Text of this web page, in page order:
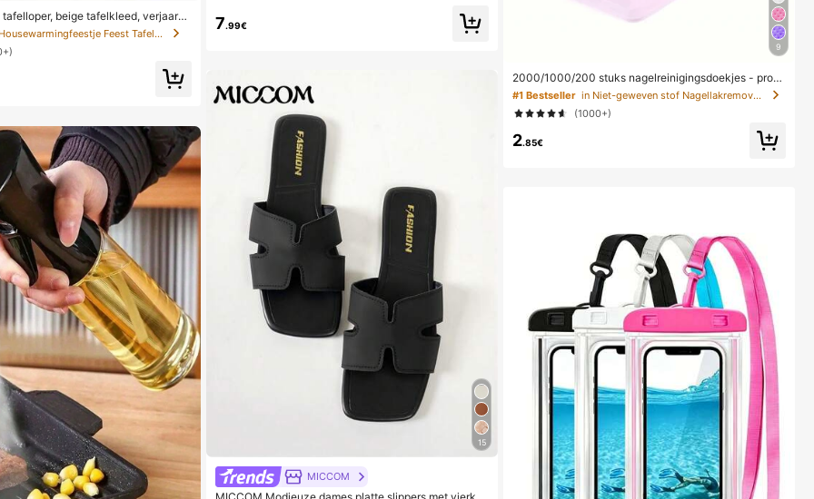
beige tafelkleed, verjaarda
verjaardagsdecoraties, lichtbr
stof voor bruiloften, tafeldecoratie v
effen tafelkleed voor
in Housewarmingfeestje Feest Tafelkleed
7.99€
15
MICCOM
9
2000/1000/200 stuks nagelreinigingsdoekjes - profe
ssionele pluisvrije nagellakverwijderingspads, UV-gel
reinigingsdoekjes, ongeparfumeerde manicurevoorbe
reidings- en afwerkingsreinigingsinstrument (roze) na
gels nagelbenodigdheden nagelspullen, onmisbaar
#1 Bestseller
in Niet-geweven stof Nagellakremover gereedschap
(1000+)
2.85€